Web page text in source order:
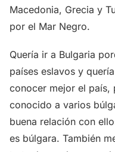
Macedonia, Grecia y
por el Mar Negro.
Quería ir a Bulgaria
países eslavos y
conocer mejor el país,
conocido a varios
buena relación con
es búlgara. También